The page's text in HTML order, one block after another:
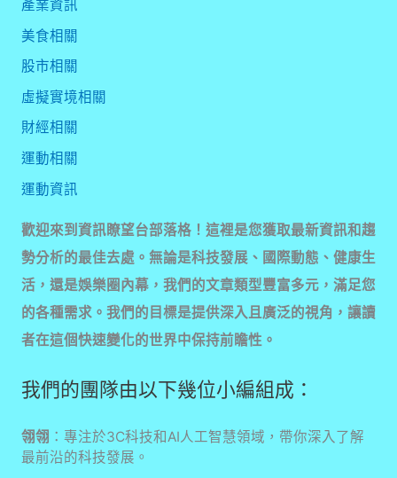
產業資訊
美食相關
股市相關
虛擬實境相關
財經相關
運動相關
運動資訊
歡迎來到資訊瞭望台部落格！這裡是您獲取最新資訊和趨
勢分析的最佳去處。無論是科技發展、國際動態、健康生
活，還是娛樂圈內幕，我們的文章類型豐富多元，滿足您
的各種需求。我們的目標是提供深入且廣泛的視角，讓讀
者在這個快速變化的世界中保持前瞻性。
我們的團隊由以下幾位小編組成：
翎翎 ：專注於3C科技和AI人工智慧領域，帶你深入了解
最前沿的科技發展。